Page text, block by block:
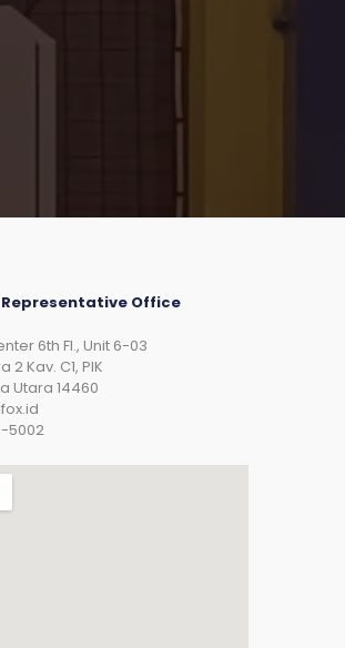
Office
6th Fl., Unit 6-03
2 Kav. C1, PIK
Utara 14460
5002